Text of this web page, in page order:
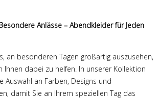
Anlässe – Abendkleider für Jeden
an besonderen Tagen großartig auszusehen,
Ihnen dabei zu helfen. In unserer Kollektion
Auswahl an Farben, Designs und
damit Sie an Ihrem speziellen Tag das